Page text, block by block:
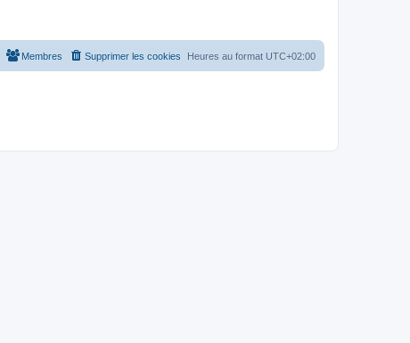
Heures au format UTC+02:00
Supprimer les cookies
Membres